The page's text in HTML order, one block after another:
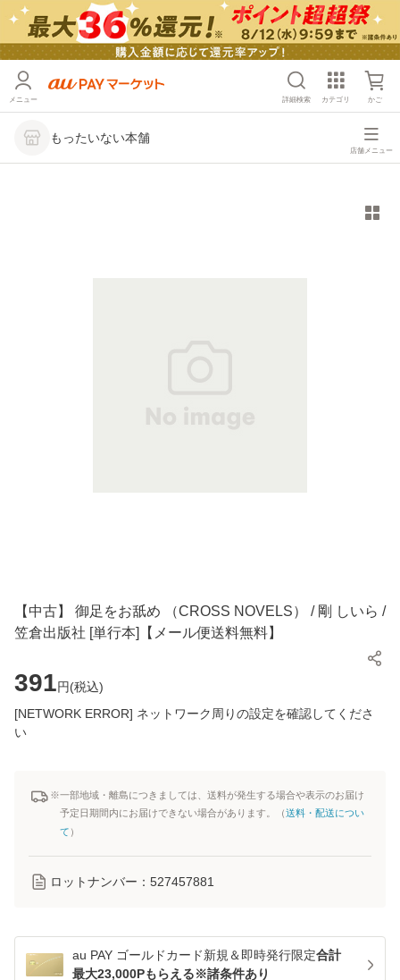
メニュー 詳細検索 カテゴリ かご
もったいない本舗
店舗メニュー
【中古】 御足をお舐め （CROSS NOVELS） / 剛 しいら /
笠倉出版社 [単行本]【メール便送料無料】
391円(税込)
[NETWORK ERROR] ネットワーク周りの設定を確認してくださ
い
※一部地域・離島につきましては、送料が発生する場合や表示のお届け
予定日期間内にお届けできない場合があります。（送料・配送につい
て ）
ロットナンバー： 527457881
au PAY ゴールドカード新規＆即時発行限定合計
最大23,000Pもらえる※諸条件あり